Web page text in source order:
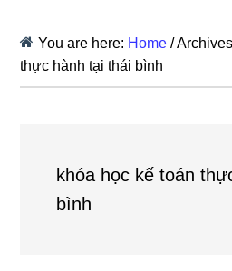
You are here: Home /
thực hành tại thái bình
khóa học kế toán
bình